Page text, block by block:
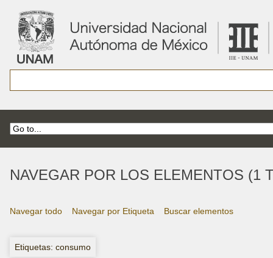
NAVEGAR POR LOS ELEMENTOS (1
Navegar todo Navegar por Etiqueta Buscar elementos
Etiquetas: consumo